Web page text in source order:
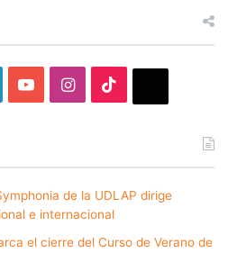
YouTubeInstagram
de la UDLAP dirige
e internacional
el cierre del Curso de Verano de